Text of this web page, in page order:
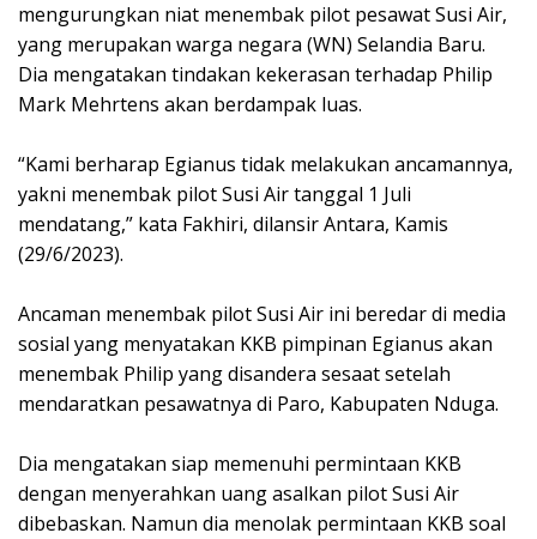
mengurungkan niat menembak pilot pesawat Susi Air,
yang merupakan warga negara (WN) Selandia Baru.
Dia mengatakan tindakan kekerasan terhadap Philip
Mark Mehrtens akan berdampak luas.
“Kami berharap Egianus tidak melakukan ancamannya,
yakni menembak pilot Susi Air tanggal 1 Juli
mendatang,” kata Fakhiri, dilansir Antara, Kamis
(29/6/2023).
Ancaman menembak pilot Susi Air ini beredar di media
sosial yang menyatakan KKB pimpinan Egianus akan
menembak Philip yang disandera sesaat setelah
mendaratkan pesawatnya di Paro, Kabupaten Nduga.
Dia mengatakan siap memenuhi permintaan KKB
dengan menyerahkan uang asalkan pilot Susi Air
dibebaskan. Namun dia menolak permintaan KKB soal